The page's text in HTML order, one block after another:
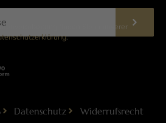
finden Sie in unserer
.
Datenschutz
Widerrufsrecht